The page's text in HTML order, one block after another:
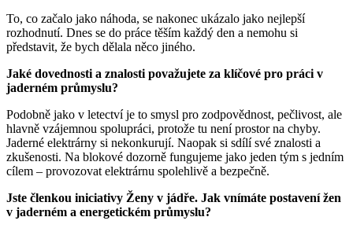
To, co začalo jako náhoda, se nakonec ukázalo jako nejlepší
rozhodnutí. Dnes se do práce těším každý den a nemohu si
představit, že bych dělala něco jiného.
Jaké dovednosti a znalosti považujete za klíčové pro práci v
jaderném průmyslu?
Podobně jako v letectví je to smysl pro zodpovědnost, pečlivost, ale
hlavně vzájemnou spolupráci, protože tu není prostor na chyby.
Jaderné elektrárny si nekonkurují. Naopak si sdílí své znalosti a
zkušenosti. Na blokové dozorně fungujeme jako jeden tým s jedním
cílem – provozovat elektrárnu spolehlivě a bezpečně.
Jste členkou iniciativy Ženy v jádře. Jak vnímáte postavení žen
v jaderném a energetickém průmyslu?